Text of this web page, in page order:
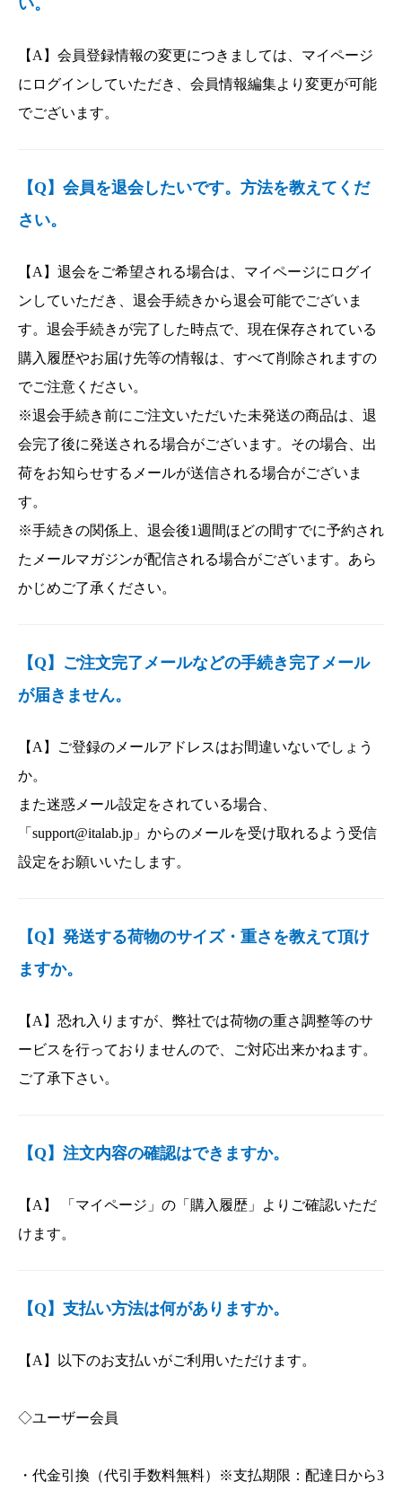
い。
【A】会員登録情報の変更につきましては、マイページ
にログインしていただき、会員情報編集より変更が可能
でございます。
【Q】会員を退会したいです。方法を教えてくだ
さい。
【A】退会をご希望される場合は、マイページにログイ
ンしていただき、退会手続きから退会可能でございま
す。退会手続きが完了した時点で、現在保存されている
購入履歴やお届け先等の情報は、すべて削除されますの
でご注意ください。
※退会手続き前にご注文いただいた未発送の商品は、退
会完了後に発送される場合がございます。その場合、出
荷をお知らせするメールが送信される場合がございま
す。
※手続きの関係上、退会後1週間ほどの間すでに予約され
たメールマガジンが配信される場合がございます。あら
かじめご了承ください。
【Q】ご注文完了メールなどの手続き完了メール
が届きません。
【A】ご登録のメールアドレスはお間違いないでしょう
か。
また迷惑メール設定をされている場合、
「support@italab.jp」からのメールを受け取れるよう受信
設定をお願いいたします。
【Q】発送する荷物のサイズ・重さを教えて頂け
ますか。
【A】恐れ入りますが、弊社では荷物の重さ調整等のサ
ービスを行っておりませんので、ご対応出来かねます。
ご了承下さい。
【Q】注文内容の確認はできますか。
【A】 「マイページ」の「購入履歴」よりご確認いただ
けます。
【Q】支払い方法は何がありますか。
【A】以下のお支払いがご利用いただけます。
◇ユーザー会員
・代金引換（代引手数料無料）※支払期限：配達日から3